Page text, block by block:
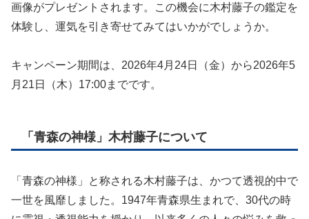
画像がプレゼントされます。この機会に木村藤子の鑑定を
体験し、運気を引き寄せてみてはいかがでしょうか。
キャンペーン期間は、2026年4月24日（金）から2026年5
月21日（木）17:00までです。
「青森の神様」木村藤子について
「青森の神様」と称される木村藤子は、かつて透視的中で
一世を風靡しました。1947年青森県生まれで、30代の時